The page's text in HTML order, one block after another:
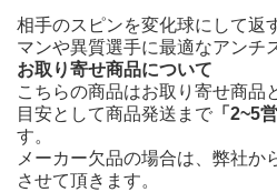
相手のスピンを変化球にして返
マンや異質選手に最適なアンチ
お取り寄せ商品について
こちらの商品はお取り寄せ商品
目安として商品発送まで 「2~5
す。
メーカー欠品の場合は、弊社か
させて頂きます。